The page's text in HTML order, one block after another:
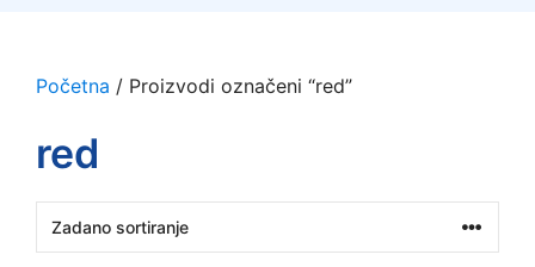
Početna / Proizvodi označeni “red”
red